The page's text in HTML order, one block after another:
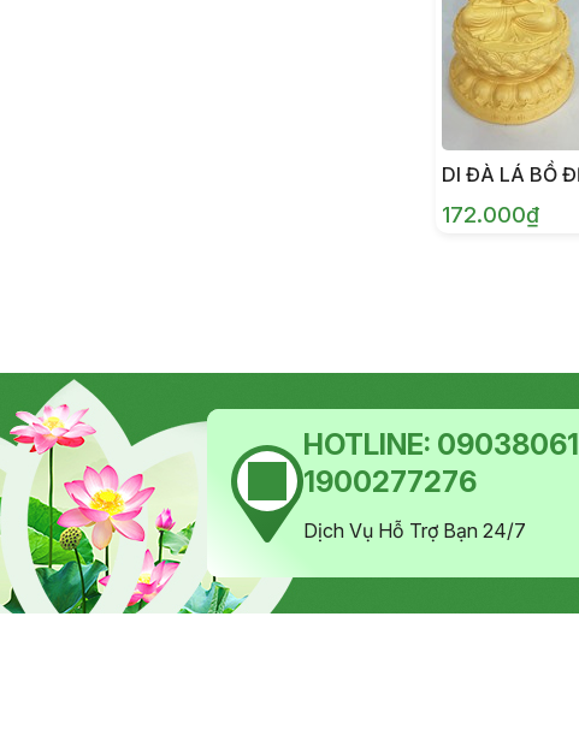
DI ĐÀ LÁ BỒ
172.000₫
HOTLINE:
1900277276
Dịch Vụ Hỗ Trợ Bạn 24/7